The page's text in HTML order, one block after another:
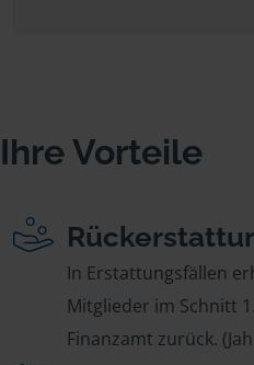
Ihre Vorteile
In Erstattungsfällen
Mitglieder im Schnitt
Finanzamt zurück.